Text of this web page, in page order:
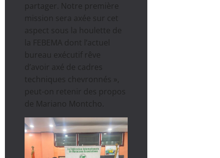
partager. Notre première
mission sera axée sur cet
aspect sous la houlette de
la FEBEMA dont l’actuel
bureau exécutif rêve
d’avoir axé de cadres
techniques chevronnés »,
peut-on retenir des propos
de Mariano Montcho.